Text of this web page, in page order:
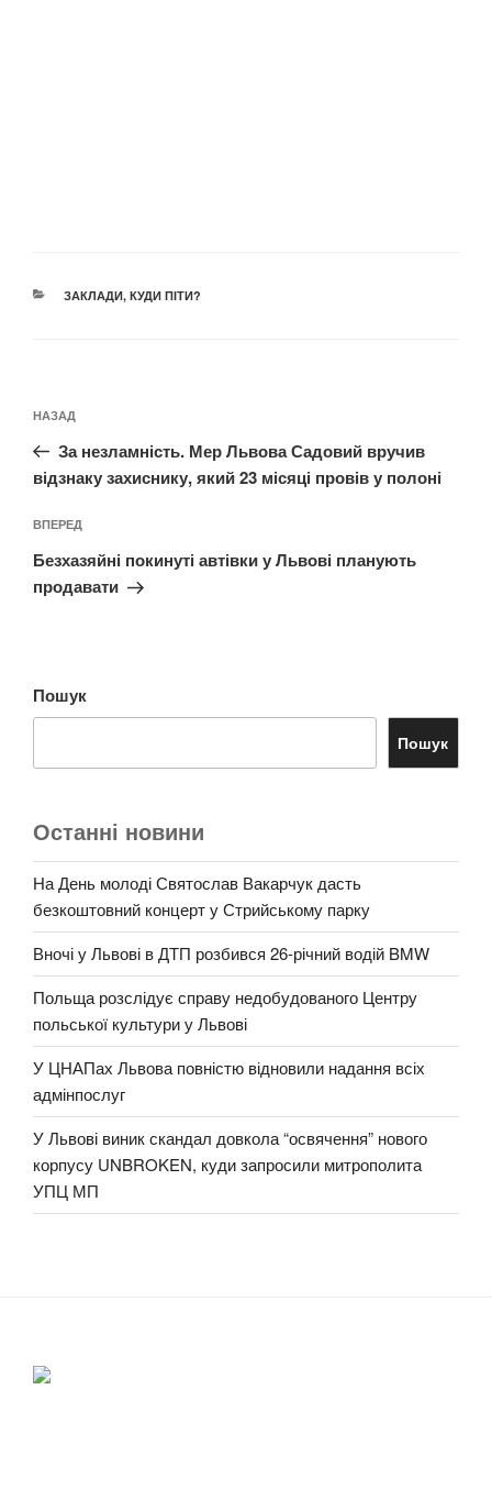
КАТЕГОРІЇ
ЗАКЛАДИ, КУДИ ПІТИ?
записів
Попередній
запис:
НАЗАД
За незламність. Мер Львова Садовий вручив
відзнаку захиснику, який 23 місяці провів у полоні
Наступний
запис
ВПЕРЕД
Безхазяйні покинуті автівки у Львові планують
продавати
Пошук
Пошук
Останні новини
На День молоді Святослав Вакарчук дасть
безкоштовний концерт у Стрийському парку
Вночі у Львові в ДТП розбився 26-річний водій BMW
Польща розслідує справу недобудованого Центру
польської культури у Львові
У ЦНАПах Львова повністю відновили надання всіх
адмінпослуг
У Львові виник скандал довкола “освячення” нового
корпусу UNBROKEN, куди запросили митрополита
УПЦ МП